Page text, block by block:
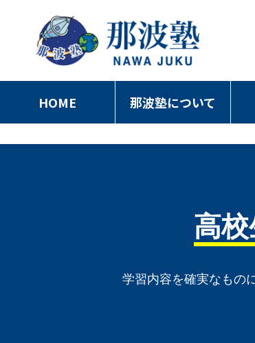
HOME 那波塾について
高
学習内容を確実なもの